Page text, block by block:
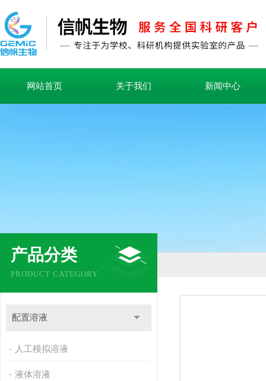
网站首页 关于我们 新闻中心
产品分类
PRODUCT CATEGORY
配置溶液
人工模拟溶液
液体溶液